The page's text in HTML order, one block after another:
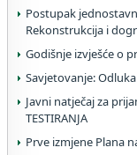
Postupak
Rekonstrukcija i
Godišnje izvješće o
Savjetovanje:
Javni natječaj za
TESTIRANJA
Prve izmjene Plana